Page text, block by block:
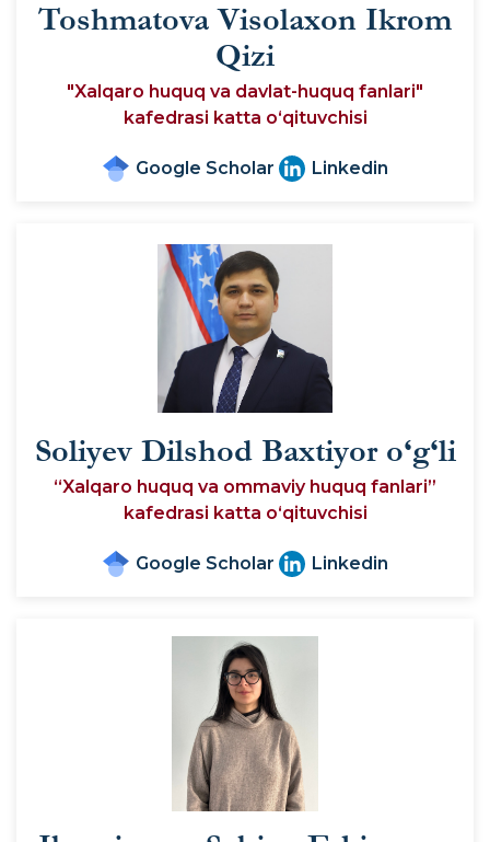
Toshmatova Visolaxon Ikrom
Qizi
"Xalqaro huquq va davlat-huquq fanlari"
kafedrasi katta o‘qituvchisi
Google Scholar Linkedin
Soliyev Dilshod Baxtiyor o‘g‘li
“Xalqaro huquq va ommaviy huquq fanlari”
kafedrasi katta o‘qituvchisi
Google Scholar Linkedin